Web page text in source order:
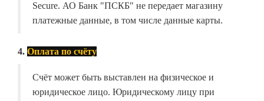
Secure. АО Банк "ПСКБ" не передает магазину
платежные данные, в том числе данные карты.
4. Оплата по счёту
Счёт может быть выставлен на физическое и
юридическое лицо. Юридическому лицу при